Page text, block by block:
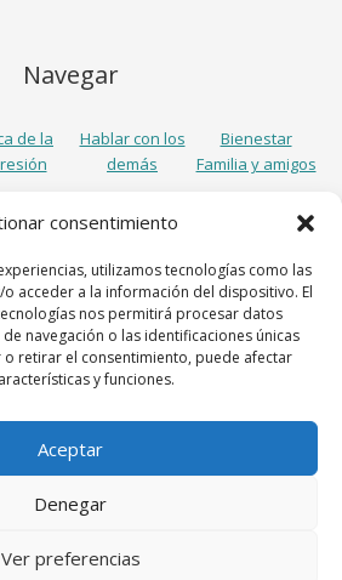
consentimiento
utilizamos tecnologías como las
acceder a la información del dispositivo. El
nos permitirá procesar datos
navegación o las identificaciones únicas
o retirar el consentimiento, puede afectar
y funciones.
Aceptar
Denegar
Ver preferencias
Navegar
de la
Hablar con los
demás
Bienestar
Familia y amigos
Síguenos
Diagonal 605, 7º, 08028 Barcelona,
Spain